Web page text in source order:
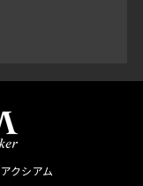
クシアム